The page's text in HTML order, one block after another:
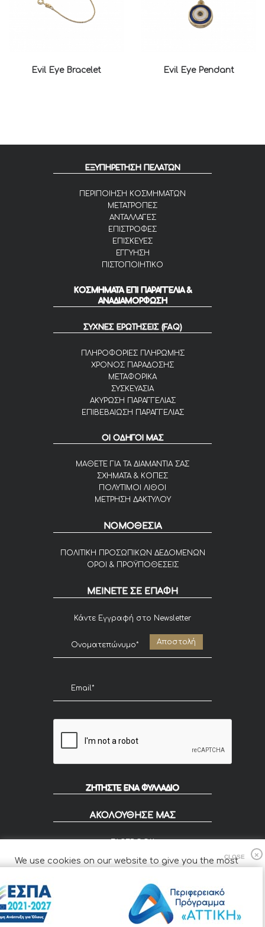
Evil Eye Bracelet Evil Eye Pendant
ΕΞΥΠΗΡΕΤΗΣΗ ΠΕΛΑΤΩΝ
ΠΕΡΙΠΟΙΗΣΗ ΚΟΣΜΗΜΑΤΩΝ
ΜΕΤΑΤΡΟΠΕΣ
ΑΝΤΑΛΛΑΓΕΣ
ΕΠΙΣΤΡΟΦΕΣ
ΕΠΙΣΚΕΥΕΣ
ΕΓΓΥΗΣΗ
ΠΙΣΤΟΠΟΙΗΤΙΚΟ
ΚΟΣΜΗΜΑΤΑ ΕΠΙ ΠΑΡΑΓΓΕΛΙΑ &
ΑΝΑΔΙΑΜΟΡΦΩΣΗ
ΣΥΧΝΕΣ ΕΡΩΤΗΣΕΙΣ (FAQ)
ΠΛΗΡΟΦΟΡΙΕΣ ΠΛΗΡΩΜΗΣ
ΧΡΟΝΟΣ ΠΑΡΑΔΟΣΗΣ
ΜΕΤΑΦΟΡΙΚΑ
ΣΥΣΚΕΥΑΣΙΑ
ΑΚΥΡΩΣΗ ΠΑΡΑΓΓΕΛΙΑΣ
ΕΠΙΒΕΒΑΙΩΣΗ ΠΑΡΑΓΓΕΛΙΑΣ
ΟΙ ΟΔΗΓΟΙ ΜΑΣ
ΜΑΘΕΤΕ ΓΙΑ ΤΑ ΔΙΑΜΑΝΤΙΑ ΣΑΣ
ΣΧΗΜΑΤΑ & ΚΟΠΕΣ
ΠΟΛΥΤΙΜΟΙ ΛΙΘΟΙ
ΜΕΤΡΗΣΗ ΔΑΚΤΥΛΟΥ
ΝΟΜΟΘΕΣΙΑ
ΠΟΛΙΤΙΚΗ ΠΡΟΣΩΠΙΚΩΝ ΔΕΔΟΜΕΝΩΝ
ΟΡΟΙ & ΠΡΟΫΠΟΘΕΣΕΙΣ
ΜΕΙΝΕΤΕ ΣΕ ΕΠΑΦΗ
Κάντε Εγγραφή στο Newsletter
ΖΗΤΗΣΤΕ ΕΝΑ ΦΥΛΛΑΔΙΟ
ΑΚΟΛΟΥΘΗΣΕ ΜΑΣ
FLIP
© 2020 KOUZOUPIS - Designed by Smartvision
We use cookies on our website to give you the most
and repeat visits.
Cookie Settings Accept All